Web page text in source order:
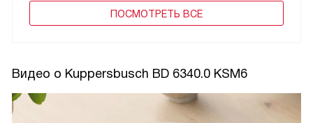
ПОCМОТРЕТЬ ВСЕ
Видео о Kuppersbusch BD 6340.0 KSM6